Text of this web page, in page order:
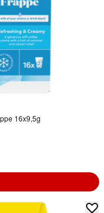
16x9,5g